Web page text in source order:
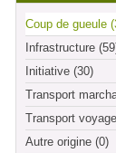
Coup de gueule
Infrastructure
Initiative (30)
Transport
Transport
Autre origine (0)